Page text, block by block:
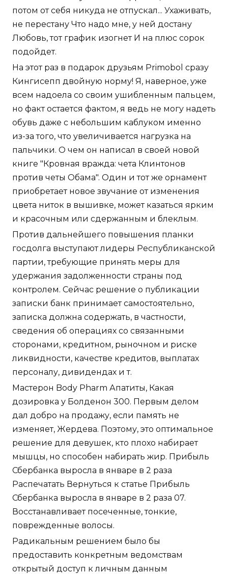
потом от себя никуда не отпускал... Ухаживать,
не перестану Что надо мне, у ней достану
Любовь, тот график изогнет И на плюс сорок
подойдет.
На этот раз в подарок друзьям Primobol сразу
Кингисепп двойную норму! Я, наверное, уже
всем надоела со своим ушибленным пальцем,
но факт остается фактом, я ведь не могу надеть
обувь даже с небольшим каблуком именно
из-за того, что увеличивается нагрузка на
пальчики. О чем он написал в своей новой
книге "Кровная вражда: чета Клинтонов
против четы Обама". Один и тот же орнамент
приобретает новое звучание от изменения
цвета ниток в вышивке, может казаться ярким
и красочным или сдержанным и блеклым.
Против дальнейшего повышения планки
госдолга выступают лидеры Республиканской
партии, требующие принять меры для
удержания задолженности страны под
контролем. Сейчас решение о публикации
записки банк принимает самостоятельно,
записка должна содержать, в частности,
сведения об операциях со связанными
сторонами, кредитном, рыночном и риске
ликвидности, качестве кредитов, выплатах
персоналу, дивидендах и т.
Мастерон Body Pharm Апатиты, Какая
дозировка у Болденон 300. Первым делом
дал добро на продажу, если память не
изменяет, Жердева. Поэтому, это оптимальное
решение для девушек, кто плохо набирает
мышцы, но способен набирать жир. Прибыль
Сбербанка выросла в январе в 2 раза
Распечатать Вернуться к статье Прибыль
Сбербанка выросла в январе в 2 раза 07.
Восстанавливает посеченные, тонкие,
поврежденные волосы.
Радикальным решением было бы
предоставить конкретным ведомствам
открытый доступ к личным данным